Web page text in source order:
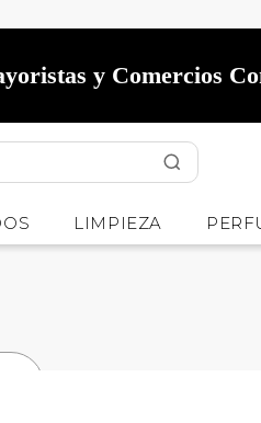
y Comercios
LIMPIEZA